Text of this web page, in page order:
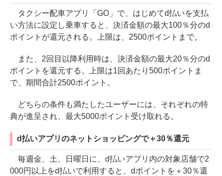
タクシー配車アプリ「GO」で、はじめてd払いを支払
い方法に設定し乗車すると、決済金額の最大100％分のd
ポイントが還元される。上限は、2500ポイントまで。
また、2回目以降利用時は、決済金額の最大20％分のd
ポイントを還元する。上限は1回あたり500ポイントま
で、期間合計2500ポイント。
どちらの条件も満たしたユーザーには、それぞれの特
典が進呈され、最大5000ポイント受け取れる。
d払いアプリのネットショッピングで＋30％還元
毎週金、土、日曜日に、d払いアプリ内の対象店舗で2
000円以上をd払いで利用すると、dポイントを＋30％還